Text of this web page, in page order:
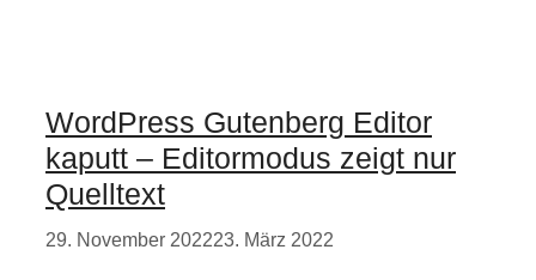
WordPress Gutenberg Editor
kaputt – Editormodus zeigt nur
Quelltext
29. November 202223. März 2022